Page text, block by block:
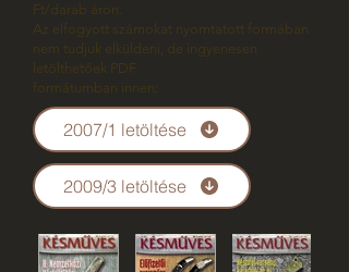
Ft/darab áron.
Az elfogyott számokat nyomtatott formában
nem tudjuk elküldeni, de ingyenesen
letölthetőek PDF
formátumban innen:
2007/1 letöltése
2009/3 letöltése